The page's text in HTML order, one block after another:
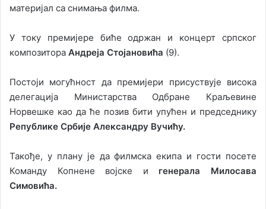
материјал са снимања филма.
У току премијере биће одржан и концерт српског
композитора Андреја Стојановића (9).
Постоји могућност да премијери присуствује висока
делегација Министарства Одбране Краљевине
Норвешке као да ће позив бити упућен и председнику
Републике Србије Александру Вучићу.
Такође, у плану је да филмска екипа и гости посете
Команду Копнене војске и генерала Милосава
Симовића.